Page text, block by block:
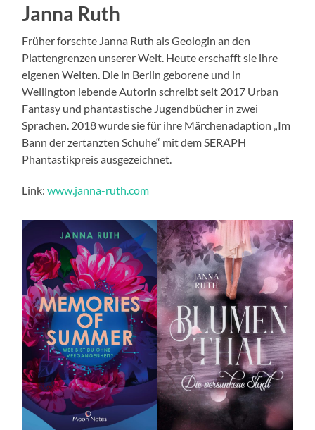
Janna Ruth
Früher forschte Janna Ruth als Geologin an den
Plattengrenzen unserer Welt. Heute erschafft sie ihre
eigenen Welten. Die in Berlin geborene und in
Wellington lebende Autorin schreibt seit 2017 Urban
Fantasy und phantastische Jugendbücher in zwei
Sprachen. 2018 wurde sie für ihre Märchenadaption „Im
Bann der zertanzten Schuhe“ mit dem SERAPH
Phantastikpreis ausgezeichnet.
Link:www.janna-ruth.com